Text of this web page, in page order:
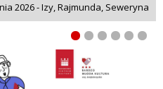
2026 - Izy, Rajmunda, Seweryna